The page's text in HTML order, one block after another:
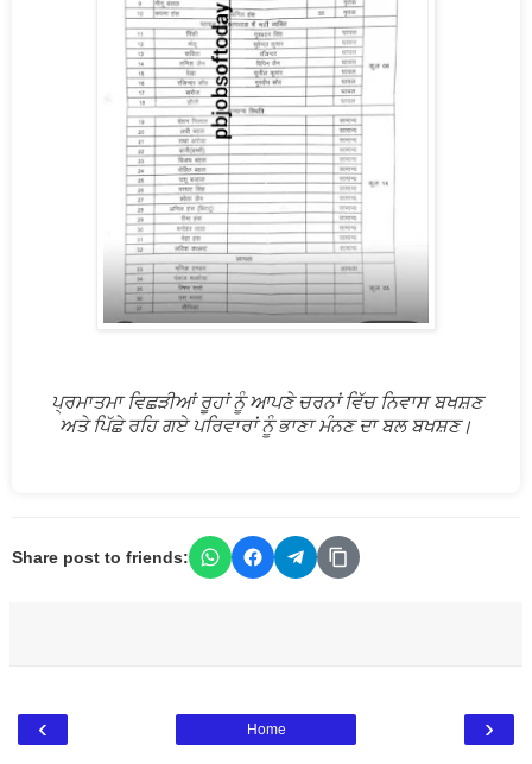
ਪ੍ਰਮਾਤਮਾ ਵਿਛੜੀਆਂ ਰੂਹਾਂ ਨੂੰ ਆਪਣੇ ਚਰਨਾਂ ਵਿੱਚ ਨਿਵਾਸ ਬਖਸ਼ਣ
ਅਤੇ ਪਿੱਛੇ ਰਹਿ ਗਏ ਪਰਿਵਾਰਾਂ ਨੂੰ ਭਾਣਾ ਮੰਨਣ ਦਾ ਬਲ ਬਖਸ਼ਣ।
Share post to friends:
‹ ›
Home